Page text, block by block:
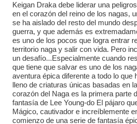
Keigan Draka debe liderar una
en el corazón del reino de los nagas,
se ha aislado del resto del mundo
guerra, y que además es
es uno de los pocos que logra entrar
territorio naga y salir con vida. Pero
un desafío...Especialmente cuando
que tiene que salvar es uno de los
aventura épica diferente a todo lo que
lleno de criaturas únicas basadas en
corazón del Naga es la primera parte
fantasía de Lee Young-do El pájaro
Mágico, cautivador e increíblemente
comienzo de una serie de fantasía